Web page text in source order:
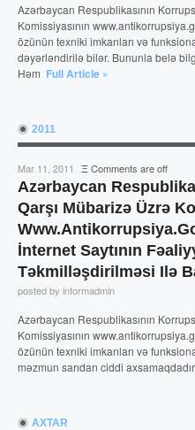
Azərbaycan Respublikasının
Komissiyasının
özünün texniki imkanları və
dəyərləndirilə bilər. Bununla belə
Həm Full Article »
2011
Mar 11, 2011 ΞComments are off
Azərbaycan
Qarşı Mübarizə Üzrə
İnternet Saytının
Təkmilləşdirilməsi Ilə
posted by informadmin
Azərbaycan Respublikasının
Komissiyasının
özünün texniki imkanları və
məzmun sarıdan ciddi
AXTAR